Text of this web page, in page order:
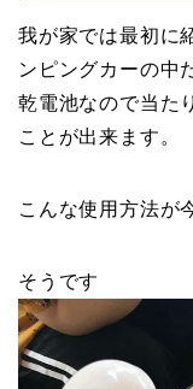
我が家では最初に
ンピングカーの中
乾電池なので当た
ことが出来ます。
こんな使用方法が
そうです